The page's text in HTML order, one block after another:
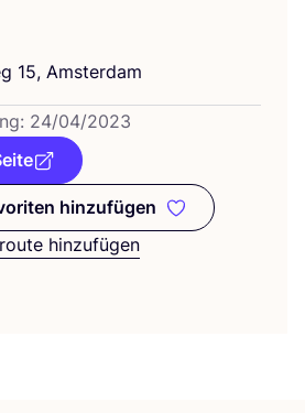
15, Amsterdam
24/04/2023
hinzufügen
Zu meinen Favoriten
hinzufügen